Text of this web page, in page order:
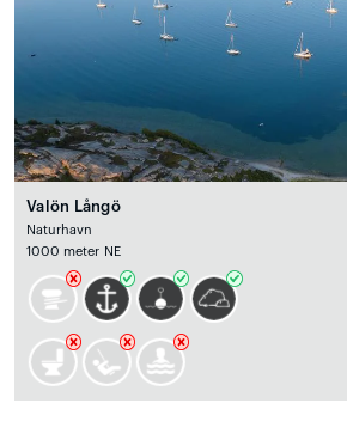
Valön Långö
Naturhavn
1000 meter NE